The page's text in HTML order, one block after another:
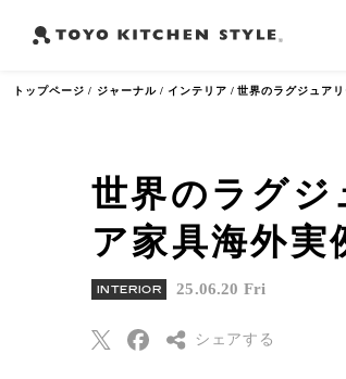
よく検索されるワード
オープンキッチン アイランドキッ
トップページ ジャーナル インテリア 世界のラグジュア
世界のラグ
ア家具海外実
INTERIOR 25.06.20 Fri
シェアする